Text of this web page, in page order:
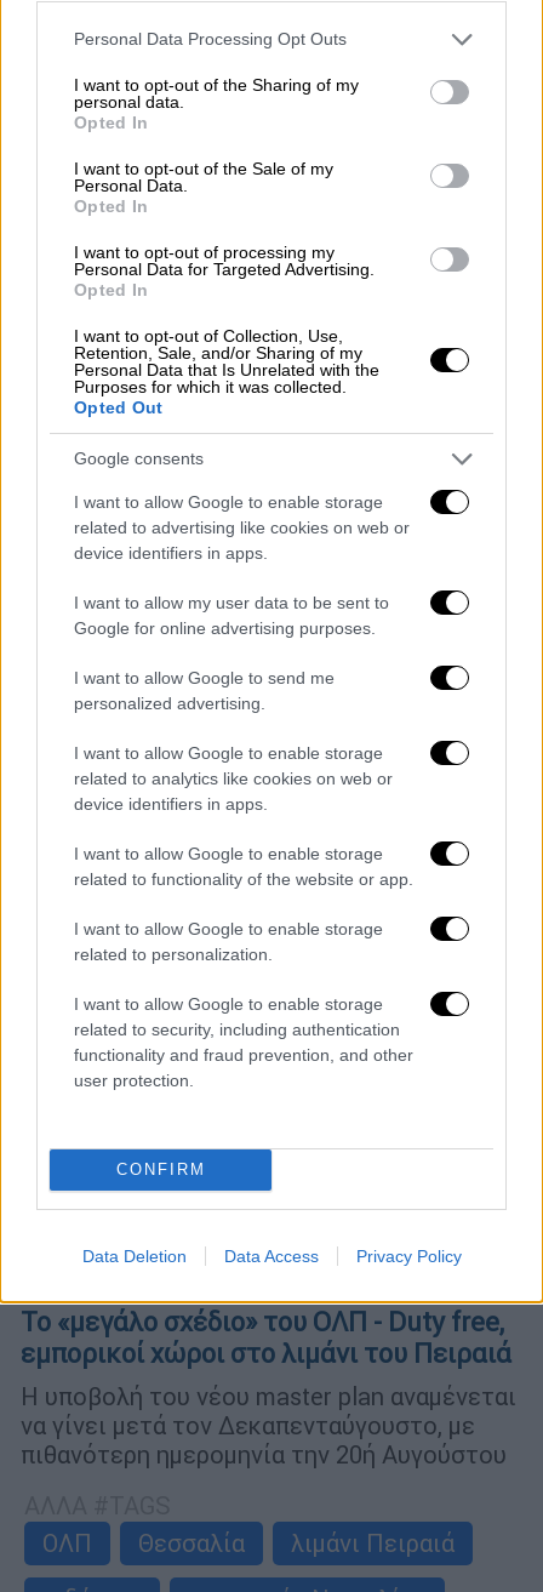
Please note that this website/app uses one or more Google
not limited to your visit or usage behaviour. You may click to
grant or deny consent to Google and its third-party tags to
use your data for below specified purposes in below Google
consent section.
Personal Data Processing Opt Outs
I want to opt-out of the Sharing of my
personal data.
Opted In
I want to opt-out of the Sale of my
Personal Data.
Opted In
I want to opt-out of processing my
Personal Data for Targeted Advertising.
Opted In
I want to opt-out of Collection, Use,
Retention, Sale, and/or Sharing of my
Personal Data that Is Unrelated with the
Purposes for which it was collected.
Opted Out
Google consents
I want to allow Google to enable storage
related to advertising like cookies on web or
device identifiers in apps.
I want to allow my user data to be sent to
Google for online advertising purposes.
I want to allow Google to send me
personalized advertising.
I want to allow Google to enable storage
related to analytics like cookies on web or
device identifiers in apps.
I want to allow Google to enable storage
related to functionality of the website or app.
I want to allow Google to enable storage
related to personalization.
I want to allow Google to enable storage
related to security, including authentication
functionality and fraud prevention, and other
user protection.
CONFIRM
Data Deletion Data Access Privacy Policy
Οικονομία|03.10.2019 19:42
Master plan ΟΛΠ: Νέα αναβολή στην
έγκριση της 4ης προβλήτας και του car
Στις 9 Οκτωβρίου η νέα συνεδρίαση της
ΕΣΑΛ
Οικονομία|26.09.2019 18:42
Σαντορινιός: «Επιβάλλεται ουσιαστική
διαβούλευση για το master plan του
Ο Τομεάρχης Ναυτιλίας του ΣΥΡΙΖΑ
επισημαίνει πως στον νέο σχεδιασμό δεν
αναφέρεται αν συμπεριλαμβάνονται οι όροι
και οι συστάσεις προηγούμενων αποφάσεων
Το «μεγάλο σχέδιο» του ΟΛΠ - Duty free,
εμπορικοί χώροι στο λιμάνι του Πειραιά
Η υποβολή του νέου master plan αναμένεται
να γίνει μετά τον Δεκαπενταύγουστο, με
πιθανότερη ημερομηνία την 20ή Αυγούστου
ΟΛΠ
Θεσσαλία
λιμάνι Πειραιά